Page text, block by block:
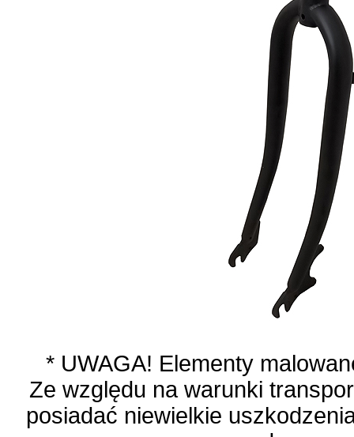
* UWAGA! Elementy
Ze względu na warunki
posiadać niewielkie